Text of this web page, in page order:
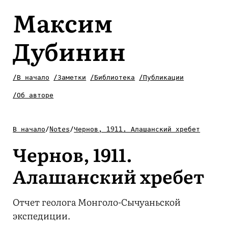
Максим
Дубинин
/В начало /Заметки /Библиотека /Публикации
/Об авторе
В начало/ Notes/Чернов, 1911. Алашанский хребет
Чернов, 1911.
Алашанский хребет
Отчет геолога Монголо-Сычуаньской
экспедиции.